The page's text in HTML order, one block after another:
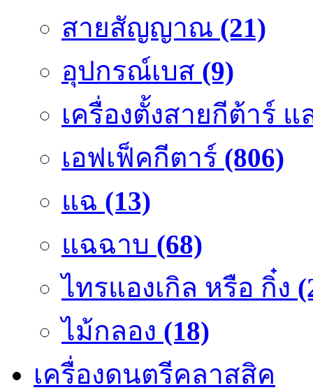
สายสัญญาณ (21)
อุปกรณ์เบส (9)
เครื่องตั้งสายกีต้าร์ แ
เอฟเฟ็คกีตาร์ (806)
แฉ (13)
แฉฉาบ (68)
ไทรแองเกิล หรือ กิ๋ง
ไม้กลอง (18)
เครื่องดนตรีคลาสสิค